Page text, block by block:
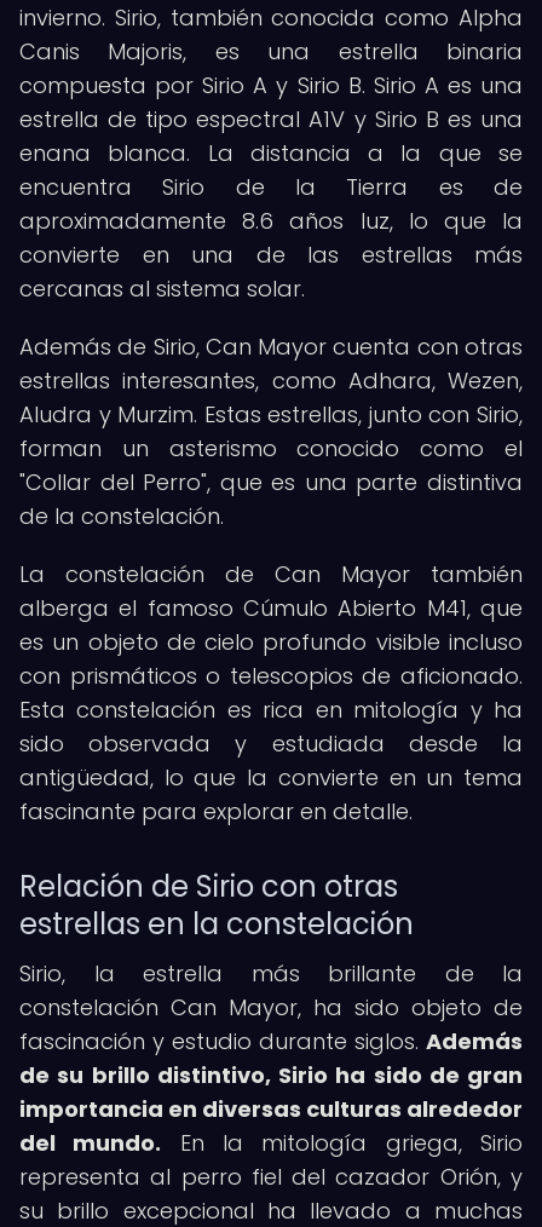
invierno. Sirio, también conocida como Alpha
Canis Majoris, es una estrella binaria
compuesta por Sirio A y Sirio B. Sirio A es una
estrella de tipo espectral A1V y Sirio B es una
enana blanca. La distancia a la que se
encuentra Sirio de la Tierra es de
aproximadamente 8.6 años luz, lo que la
convierte en una de las estrellas más
cercanas al sistema solar.
Además de Sirio, Can Mayor cuenta con otras
estrellas interesantes, como Adhara, Wezen,
Aludra y Murzim. Estas estrellas, junto con Sirio,
forman un asterismo conocido como el
"Collar del Perro", que es una parte distintiva
de la constelación.
La constelación de Can Mayor también
alberga el famoso Cúmulo Abierto M41, que
es un objeto de cielo profundo visible incluso
con prismáticos o telescopios de aficionado.
Esta constelación es rica en mitología y ha
sido observada y estudiada desde la
antigüedad, lo que la convierte en un tema
fascinante para explorar en detalle.
Relación de Sirio con otras
estrellas en la constelación
Sirio, la estrella más brillante de la
constelación Can Mayor, ha sido objeto de
fascinación y estudio durante siglos. Además
de su brillo distintivo, Sirio ha sido de gran
importancia en diversas culturas alrededor
del mundo. En la mitología griega, Sirio
representa al perro fiel del cazador Orión, y
su brillo excepcional ha llevado a muchas